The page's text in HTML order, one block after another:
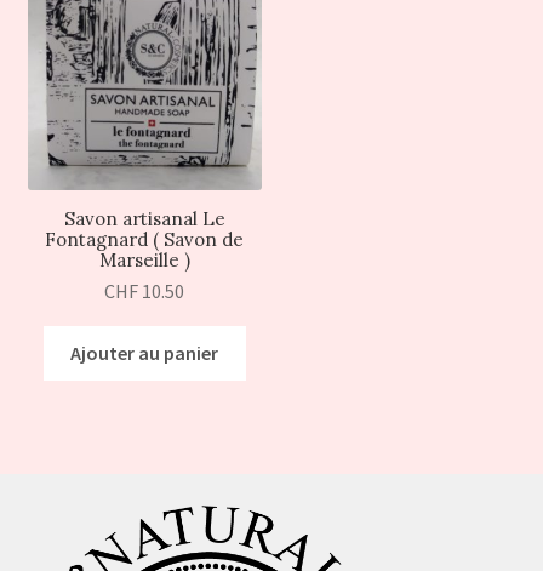
Savon artisanal Le
Fontagnard ( Savon de
Marseille )
CHF 10.50
Ajouter au panier